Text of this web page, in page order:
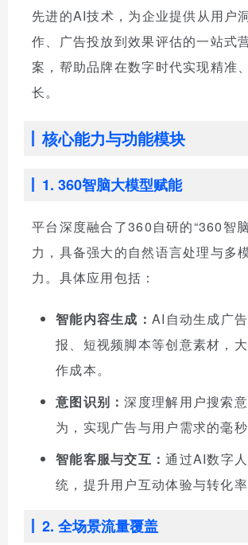
先进的AI技术，为企业提供从用户
作、广告投放到效果评估的一站式
案，帮助品牌在数字时代实现精准
长。
核心能力与功能模块
1. 360智脑大模型赋能
平台深度融合了360自研的“360智
力，具备强大的自然语言处理与多
力。具体应用包括：
智能内容生成： AI自动生成广
报、短视频脚本等创意素材，
作成本。
意图识别：深度理解用户搜索
为，实现广告与用户需求的毫秒
智能客服与交互：通过AI数字
统，提升用户互动体验与转化率
2. 全场景流量覆盖